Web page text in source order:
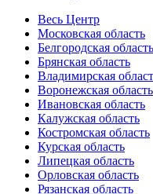
Весь Центр
Московская область
Белгородская область
Брянская область
Владимирская
Воронежская область
Ивановская область
Калужская область
Костромская область
Курская область
Липецкая область
Орловская область
Рязанская область